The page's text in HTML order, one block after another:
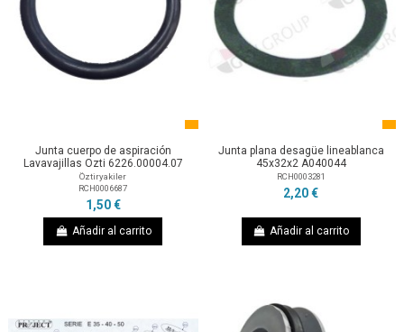
Junta cuerpo de aspiración
Lavavajillas Ozti 6226.00004.07
Öztiryakiler
RCH0006687
1,50 €
Añadir al carrito
Junta plana desagüe lineablanca
45x32x2 A040044
RCH0003281
2,20 €
Añadir al carrito